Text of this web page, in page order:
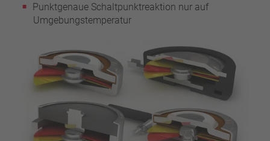
Punktgenaue Schaltpunktreaktion nur auf
Umgebungstemperatur